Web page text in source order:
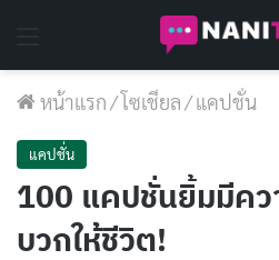
หน้าแรก/โซเชียล/แคปชั่น
แคปชั่น
100 แคปชั่นยิ้มมีค
บวกให้ชีวิต!